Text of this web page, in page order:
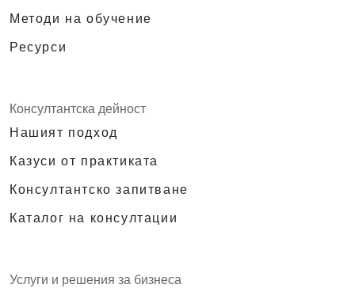
Методи на обучение
Ресурси
Консултантска дейност
Нашият подход
Казуси от практиката
Консултантско запитване
Каталог на консултации
Услуги и решения за бизнеса